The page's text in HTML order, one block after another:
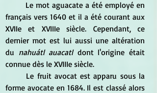
français vers 1640 et il a été courant aux
XVIIe et XVIIIe siècle. Cependant, ce
dernier mot est lui aussi une altération
du nahuátl auacatl dont l'origine était
connue dès le XVIIIe siècle.
forme avocate en 1684. Il est classé alors